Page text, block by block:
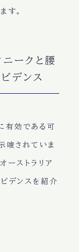
す。
ニークと腰
デンス
有効である可
唆されていま
ーストラリア
デンスを紹介